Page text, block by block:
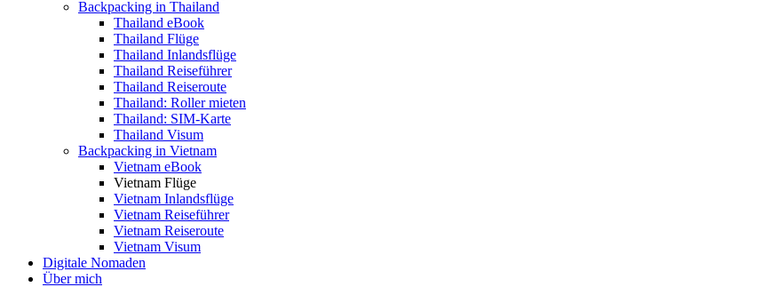
Backpacking in Thailand
Thailand eBook
Thailand Flüge
Thailand Inlandsflüge
Thailand Reiseführer
Thailand Reiseroute
Thailand: Roller mieten
Thailand: SIM-Karte
Thailand Visum
Backpacking in Vietnam
Vietnam eBook
Vietnam Flüge
Vietnam Inlandsflüge
Vietnam Reiseführer
Vietnam Reiseroute
Vietnam Visum
Digitale Nomaden
Über mich